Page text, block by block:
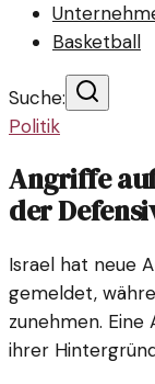
Basketball
Suche:
Politik
Angriffe
der
Israel hat neue
gemeldet,
zunehmen. Eine
ihrer